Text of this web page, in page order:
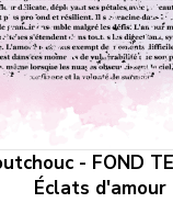
- FOND
Éclats d'amour